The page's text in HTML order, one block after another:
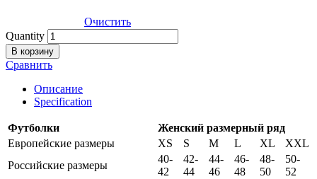
Очистить
Quantity
В корзину
Сравнить
Описание
Specification
Футболки
Женский размерный ряд
Европейские размеры
XS S M L XL
XXL
Российские размеры
40-
42
42-
44
44-
46
46-
48
48-
50
50-
52